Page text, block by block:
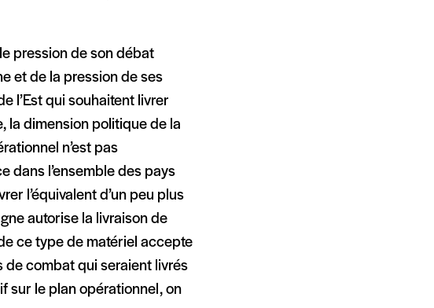
pression de son débat
et de la pression de ses
l’Est qui souhaitent livrer
la dimension politique de la
n’est pas
dans l’ensemble des pays
l’équivalent d’un peu plus
autorise la livraison de
ce type de matériel accepte
de combat qui seraient livrés
sur le plan opérationnel, on